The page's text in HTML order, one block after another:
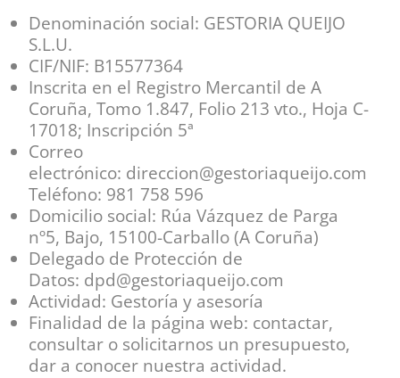
Denominación social: GESTORIA QUEIJO
S.L.U.
CIF/NIF: B15577364
Inscrita en el Registro Mercantil de A
Coruña, Tomo 1.847, Folio 213 vto., Hoja C-
17018; Inscripción 5ª
Correo
electrónico: direccion@gestoriaqueijo.com
Teléfono: 981 758 596
Domicilio social: Rúa Vázquez de Parga
nº5, Bajo, 15100-Carballo (A Coruña)
Delegado de Protección de
Datos: dpd@gestoriaqueijo.com
Actividad: Gestoría y asesoría
Finalidad de la página web: contactar,
consultar o solicitarnos un presupuesto,
dar a conocer nuestra actividad.